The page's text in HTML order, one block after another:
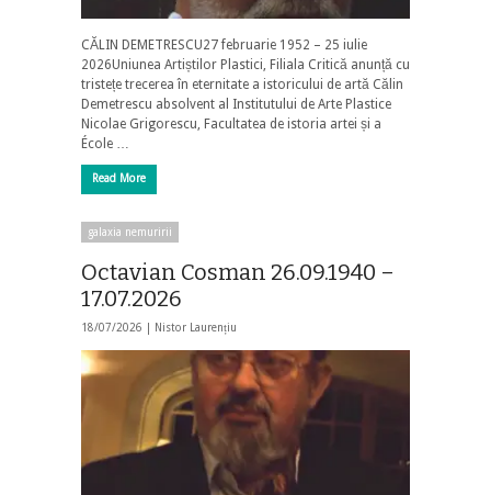
CĂLIN DEMETRESCU27 februarie 1952 – 25 iulie
2026Uniunea Artiștilor Plastici, Filiala Critică anunță cu
tristețe trecerea în eternitate a istoricului de artă Călin
Demetrescu absolvent al Institutului de Arte Plastice
Nicolae Grigorescu, Facultatea de istoria artei și a
École …
Read More
galaxia nemuririi
Octavian Cosman 26.09.1940 –
17.07.2026
18/07/2026 | Nistor Laurențiu